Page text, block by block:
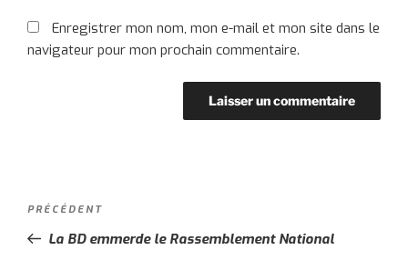
Enregistrer mon nom, mon e-mail et mon site dans le
navigateur pour mon prochain commentaire.
Navigation
l’article
Article
précédent
PRÉCÉDENT
La BD emmerde le Rassemblement National